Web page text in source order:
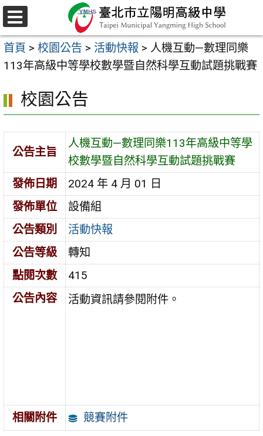
跳
至
主
要
容
區
選
單
首頁 > 校園公告 > 活動快報 > 人機互動—數理同樂
113年高級中等學校數學暨自然科學互動試題挑戰賽
校園公告
公告主旨
人機互動—數理同樂113年高級中等學
校數學暨自然科學互動試題挑戰賽
發佈日期
2024 年 4 月 01 日
發佈單位
設備組
公告類別
活動快報
公告等級
轉知
點閱次數
415
公告內容
活動資訊請參閱附件。
相關附件 競賽附件